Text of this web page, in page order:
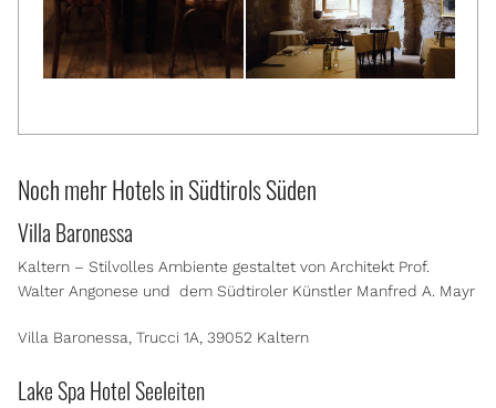
Noch mehr Hotels in Südtirols Süden
Villa Baronessa
Kaltern – Stilvolles Ambiente gestaltet von Architekt Prof.
Walter Angonese und dem Südtiroler Künstler Manfred A. Mayr
Villa Baronessa, Trucci 1A, 39052 Kaltern
Lake Spa Hotel Seeleiten